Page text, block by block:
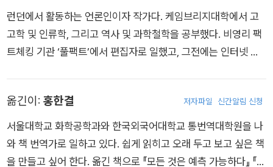
런던에서 활동하는 언론인이자 작가다. 케임브리지대학에서 고
고학 및 인류학, 그리고 역사 및 과학철학을 공부했다. 비영리 팩
트체킹 기관 ‘풀팩트’에서 편집자로 일했고, 그전에는 인터넷 뉴
『인간의 흑역사』는 30개 이상의 언어로 번역되었고, 후속작 『진
실의 흑역사』는 세계 20개 지역에서 출간되며 베스트셀러 작가
로 떠올랐다.
옮긴이: 홍한결 저자파일 신간알림 신청
서울대학교 화학공학과와 한국외국어대학교 통번역대학원을 나
와 책 번역가로 일하고 있다. 쉽게 읽히고 오래 두고 보고 싶은 책
을 만들고 싶어 한다. 옮긴 책으로 『모든 것은 예측 가능하다』 『삶